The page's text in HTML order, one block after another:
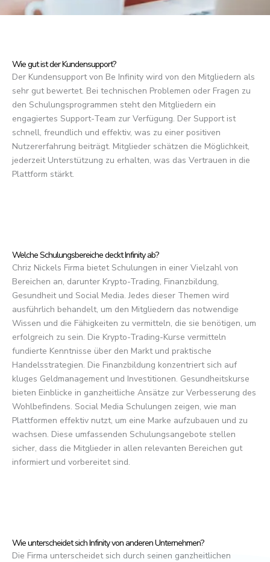
Wie gut ist der Kundensupport?
Der Kundensupport von Be Infinity wird von den Mitgliedern als
sehr gut bewertet. Bei technischen Problemen oder Fragen zu
den Schulungsprogrammen steht den Mitgliedern ein
engagiertes Support-Team zur Verfügung. Der Support ist
schnell, freundlich und effektiv, was zu einer positiven
Nutzererfahrung beiträgt. Mitglieder schätzen die Möglichkeit,
jederzeit Unterstützung zu erhalten, was das Vertrauen in die
Plattform stärkt.
Welche Schulungsbereiche deckt Infinity ab?
Chriz Nickels Firma bietet Schulungen in einer Vielzahl von
Bereichen an, darunter Krypto-Trading, Finanzbildung,
Gesundheit und Social Media. Jedes dieser Themen wird
ausführlich behandelt, um den Mitgliedern das notwendige
Wissen und die Fähigkeiten zu vermitteln, die sie benötigen, um
erfolgreich zu sein. Die Krypto-Trading-Kurse vermitteln
fundierte Kenntnisse über den Markt und praktische
Handelsstrategien. Die Finanzbildung konzentriert sich auf
kluges Geldmanagement und Investitionen. Gesundheitskurse
bieten Einblicke in ganzheitliche Ansätze zur Verbesserung des
Wohlbefindens. Social Media Schulungen zeigen, wie man
Plattformen effektiv nutzt, um eine Marke aufzubauen und zu
wachsen. Diese umfassenden Schulungsangebote stellen
sicher, dass die Mitglieder in allen relevanten Bereichen gut
informiert und vorbereitet sind.
Wie unterscheidet sich Infinity von anderen Unternehmen?
Die Firma unterscheidet sich durch seinen ganzheitlichen